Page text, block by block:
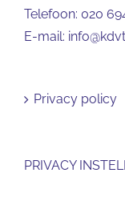
Telefoon: 020
E-mail:
Privacy policy
PRIVACY